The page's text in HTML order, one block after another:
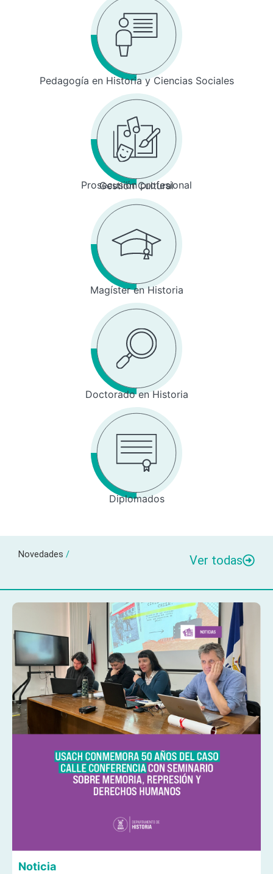
Pedagogía en Historia y Ciencias Sociales
Prosecusión profesional
Gestión Cultural
Magíster en Historia
Doctorado en Historia
Diplomados
Novedades / Ver todas
Noticia